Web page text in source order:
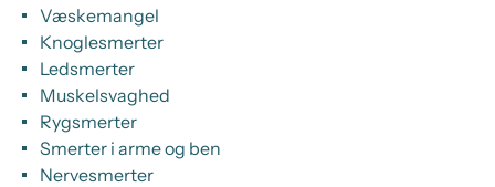
Væskemangel
Knoglesmerter
Ledsmerter
Muskelsvaghed
Rygsmerter
Smerter i arme og ben
Nervesmerter